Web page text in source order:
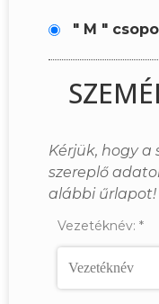
" M "
Kérjük, hogy a
szereplő
alábbi űrlapot!
Vezetéknév: *